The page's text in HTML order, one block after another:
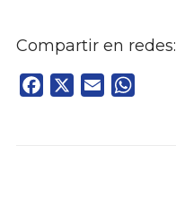
Compartir en redes:
Facebook Email